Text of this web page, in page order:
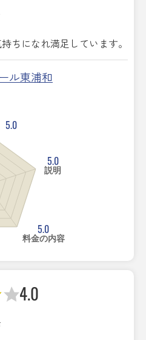
ちになれ満足しています。
ル東浦和
5.0
5.0
説明
5.0
料金の内容
4.0